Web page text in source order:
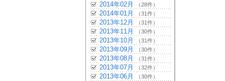
2014年02月 （28件）
2014年01月 （31件）
2013年12月 （31件）
2013年11月 （30件）
2013年10月 （31件）
2013年09月 （30件）
2013年08月 （31件）
2013年07月 （32件）
2013年06月 （30件）